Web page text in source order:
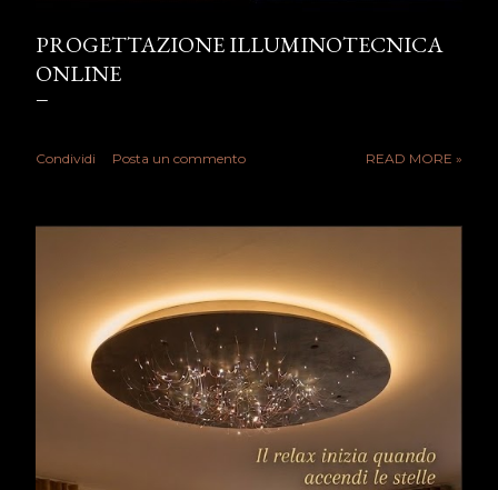
PROGETTAZIONE ILLUMINOTECNICA
ONLINE
Condividi Posta un commento READ MORE »